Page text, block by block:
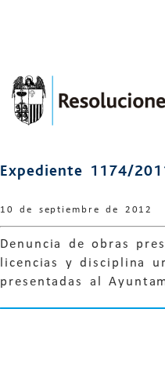
Expediente 1174/
10 de septiembre de 2012
Denuncia de obras
licencias y disciplina
presentadas al